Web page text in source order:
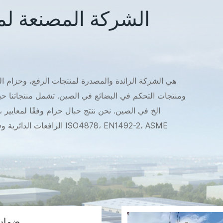
الشركة المصنعة
ومنتجات التحكم في البضائع في الصين. تشمل
نفسه، يتوفر أيضًا حزام الونش وحزام السحب والخط